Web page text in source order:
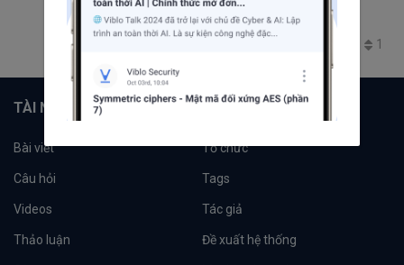
Tìm hiểu về Rake Ruby Rake QA
1
TÀI NGUYÊN
Bài viết Tổ chức
Câu hỏi Tags
Videos Tác giả
Thảo luận Đề xuất hệ thống